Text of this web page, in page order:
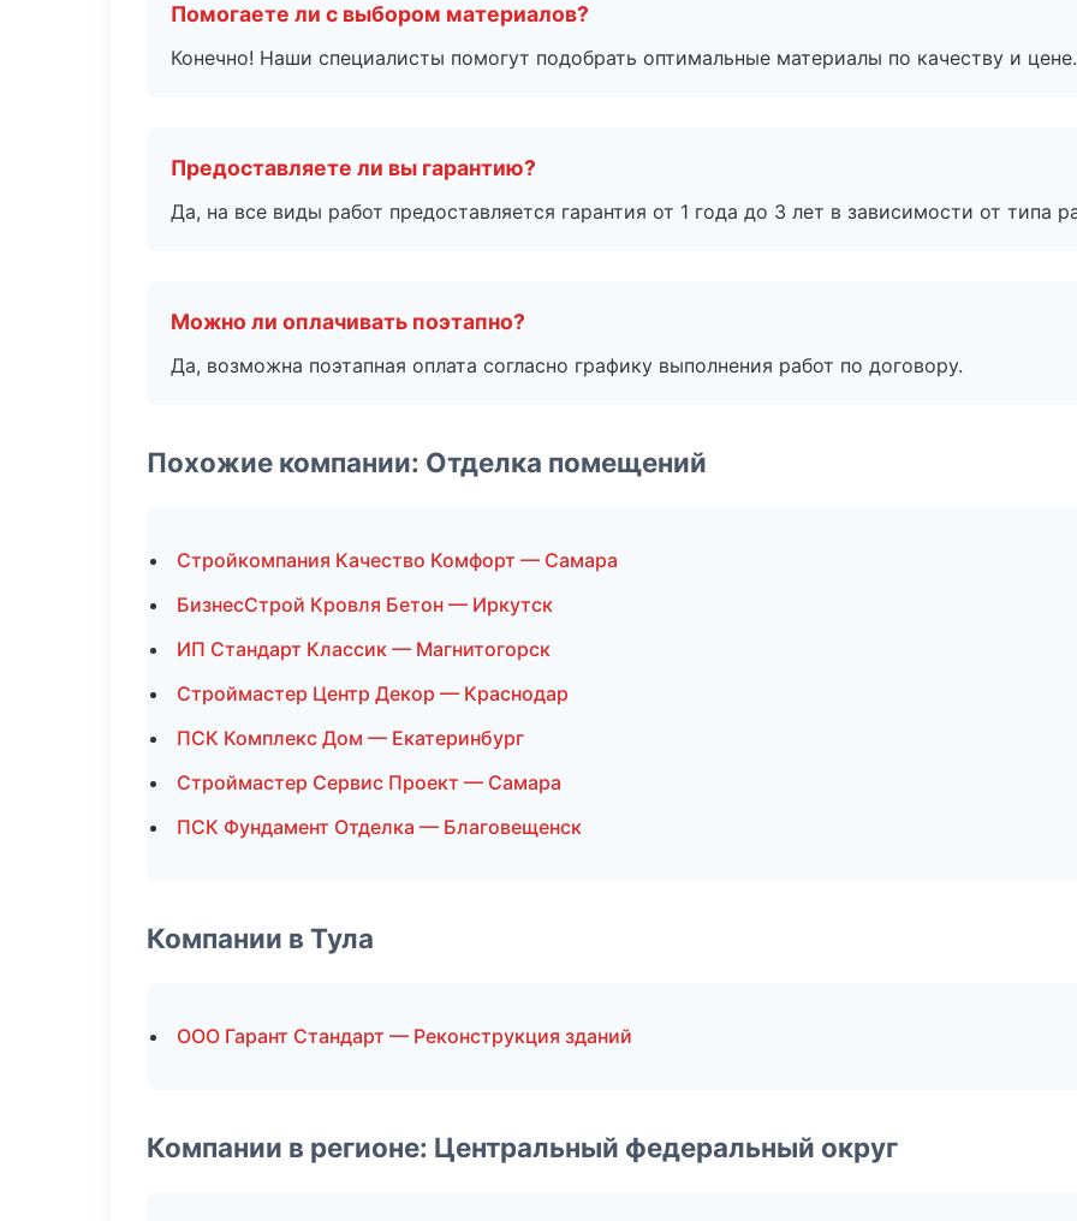
Помогаете ли с выбором материалов?
Конечно! Наши специалисты помогут подобрать оптимальные материалы по качеству и цене.
Предоставляете ли вы гарантию?
Да, на все виды работ предоставляется гарантия от 1 года до 3 лет в зависимости от типа
Можно ли оплачивать поэтапно?
Да, возможна поэтапная оплата согласно графику выполнения работ по договору.
Похожие компании: Отделка помещений
Стройкомпания Качество Комфорт — Самара
БизнесСтрой Кровля Бетон — Иркутск
ИП Стандарт Классик — Магнитогорск
Строймастер Центр Декор — Краснодар
ПСК Комплекс Дом — Екатеринбург
Строймастер Сервис Проект — Самара
ПСК Фундамент Отделка — Благовещенск
Компании в Тула
ООО Гарант Стандарт — Реконструкция зданий
Компании в регионе: Центральный федеральный округ